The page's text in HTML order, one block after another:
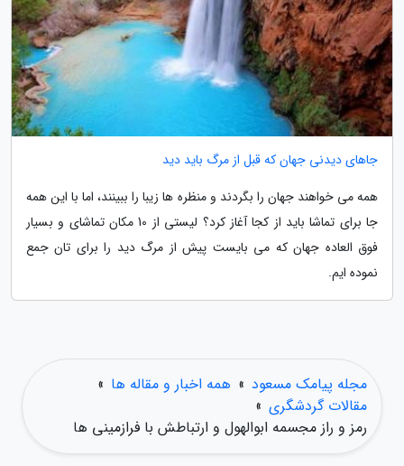
جاهای دیدنی جهان که قبل از مرگ باید دید
همه می خواهند جهان را بگردند و منظره ها زیبا را ببینند، اما با این همه
جا برای تماشا باید از کجا آغاز کرد؟ لیستی از 10 مکان تماشای و بسیار
فوق العاده جهان که می بایست پیش از مرگ دید را برای تان جمع
نموده ایم.
مجله پیامک مسعود » همه اخبار و مقاله ها »
مقالات گردشگری »
رمز و راز مجسمه ابوالهول و ارتباطش با فرازمینی ها